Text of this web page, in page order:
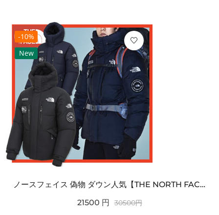
-10%
New
ノースフェイス 偽物 ダウン人気【THE NORTH FACE】M'S 7 SUMMIT HIM...
21500 円 30500円